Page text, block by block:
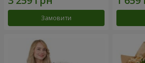
Замовити